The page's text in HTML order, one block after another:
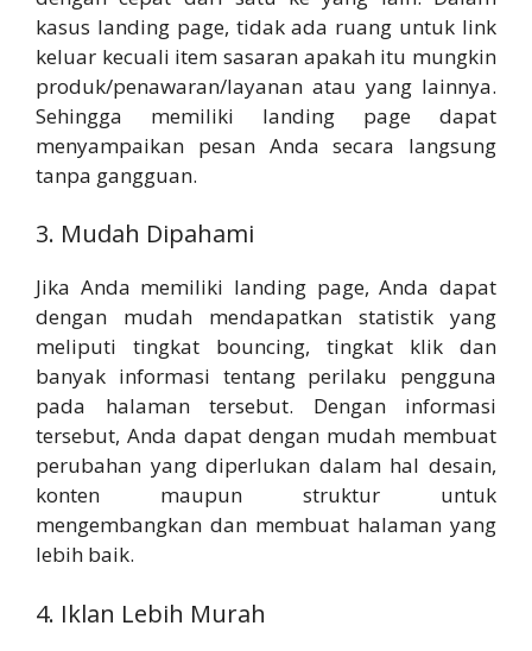
kasus landing page, tidak ada ruang untuk link
keluar kecuali item sasaran apakah itu mungkin
produk/penawaran/layanan atau yang lainnya.
Sehingga memiliki landing page dapat
menyampaikan pesan Anda secara langsung
tanpa gangguan.
3. Mudah Dipahami
Jika Anda memiliki landing page, Anda dapat
dengan mudah mendapatkan statistik yang
meliputi tingkat bouncing, tingkat klik dan
banyak informasi tentang perilaku pengguna
pada halaman tersebut. Dengan informasi
tersebut, Anda dapat dengan mudah membuat
perubahan yang diperlukan dalam hal desain,
konten maupun struktur untuk
mengembangkan dan membuat halaman yang
lebih baik.
4. Iklan Lebih Murah